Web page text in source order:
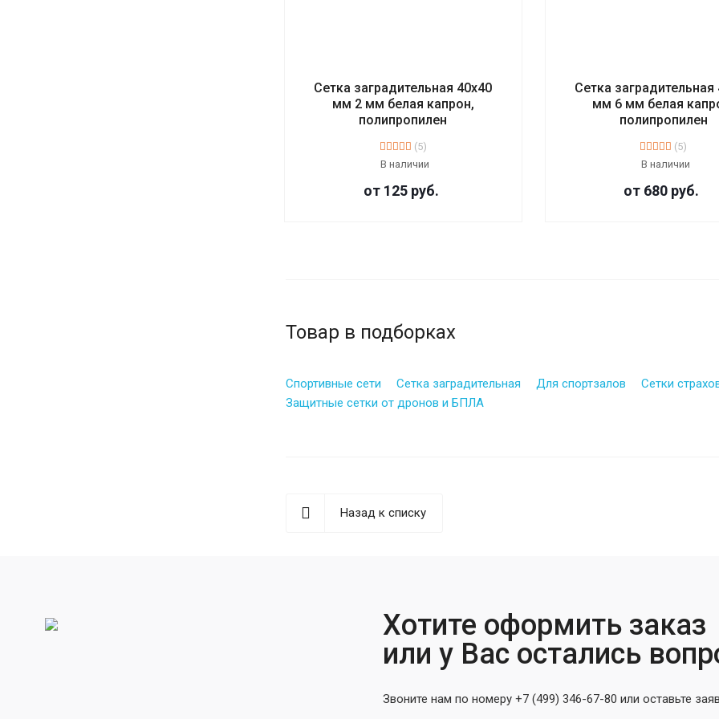
Сетка заградительная 40х40
мм 2 мм белая капрон,
полипропилен
(5)
В наличии
от 125 руб.
Сетка заградительная
мм 6 мм белая
полипропилен
(5)
В наличии
от 680 руб.
Товар в подборках
Спортивные сети Сетка заградительная Для спортзалов Сетки
Защитные сетки от дронов и БПЛА
Назад к списку
Хотите оформить заказ
или у Вас остались
Звоните нам по номеру +7 (499) 346-67-80 или оставьте